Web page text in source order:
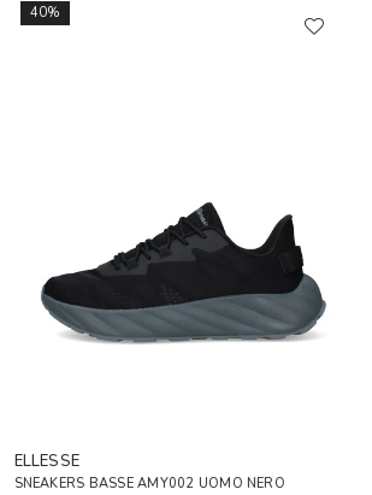
40%
ELLESSE
SNEAKERS BASSE AMY002 UOMO NERO